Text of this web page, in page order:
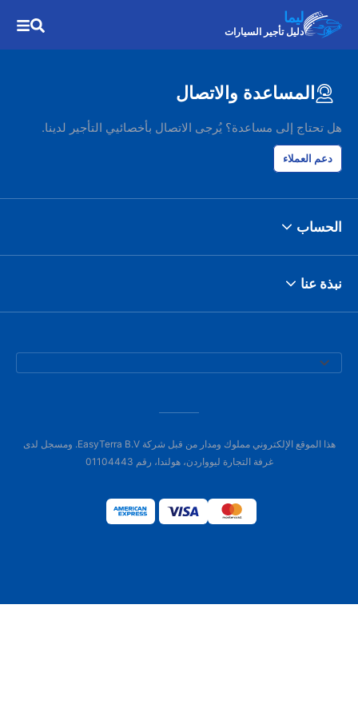
ليما
دليل تأجير السيارات
المساعدة والاتصال
هل تحتاج إلى مساعدة؟ يُرجى الاتصال بأخصائيي التأجير لدينا.
دعم العملاء
الحساب
نبذة عنا
هذا الموقع الإلكتروني مملوك ومدار من قبل شركة EasyTerra B.V. ومسجل لدى
غرفة التجارة ليوواردن، هولندا، رقم 01104443